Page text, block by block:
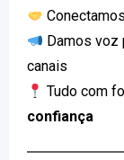
Damos voz
canais
Tudo com
confiança